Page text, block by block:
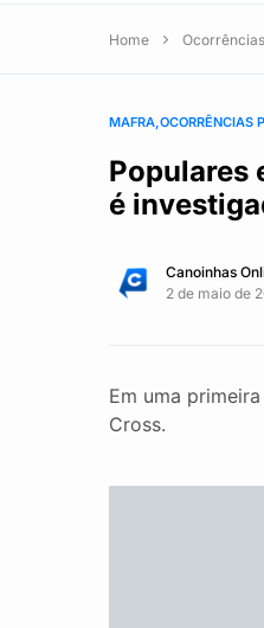
Home
MAFRA OCORRÊNCIAS
Populares
é
Canoinhas
2 de maio de
Em uma
Cross.